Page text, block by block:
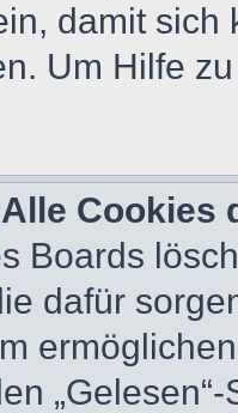
damit
Um Hilfe
Boards
dafür